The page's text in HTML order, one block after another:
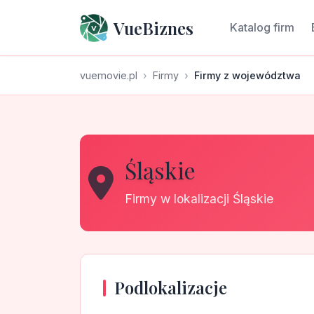
VueBiznes Katalog firm
vuemovie.pl Firmy Firmy z województwa
Śląskie
Firmy w lokalizacji Śląskie
Podlokalizacje